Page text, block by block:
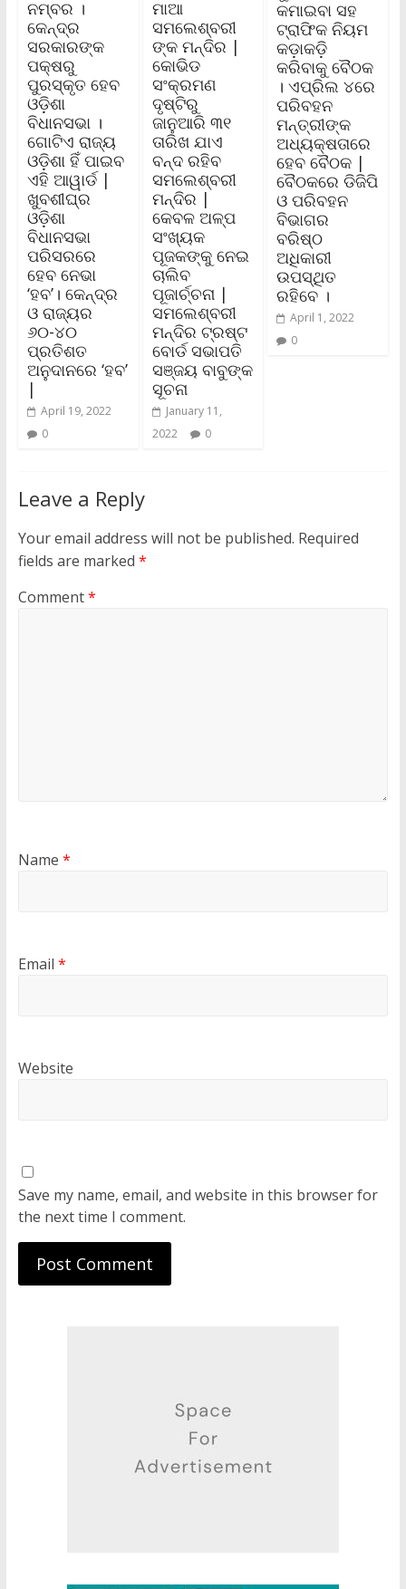
ନମ୍ବର ।
କେନ୍ଦ୍ର
ସରକାରଙ୍କ
ପକ୍ଷରୁ
ପୁରସ୍କୃତ ହେବ
ଓଡ଼ିଶା
ବିଧାନସଭା ।
ଗୋଟିଏ ରାଜ୍ୟ
ଓଡ଼ିଶା ହିଁ ପାଇବ
ଏହି ଆୱାର୍ଡ |
ଖୁବଶୀଘ୍ର
ଓଡ଼ିଶା
ବିଧାନସଭା
ପରିସରରେ
ହେବ ନେଭା
‘ହବ’। କେନ୍ଦ୍ର
ଓ ରାଜ୍ୟର
୬୦-୪୦
ପ୍ରତିଶତ
ଅନୁଦାନରେ ‘ହବ’
|
April 19, 2022
0
ମାଆ
ସମଲେଶ୍ବରୀ
ଙ୍କ ମନ୍ଦିର |
କୋଭିଡ
ସଂକ୍ରମଣ
ଦୃଷ୍ଟିରୁ
ଜାନୁଆରି ୩୧
ତାରିଖ ଯାଏ
ବନ୍ଦ ରହିବ
ସମଲେଶ୍ବରୀ
ମନ୍ଦିର |
କେବଳ ଅଳ୍ପ
ସଂଖ୍ୟକ
ପୂଜକଙ୍କୁ ନେଇ
ଚାଲିବ
ପୂଜାର୍ଚ୍ଚନା |
ସମଲେଶ୍ବରୀ
ମନ୍ଦିର ଟ୍ରଷ୍ଟ
ବୋର୍ଡ ସଭାପତି
ସଞ୍ଜୟ ବାବୁଙ୍କ
ସୂଚନା
January 11,
2022
0
କମାଇବା ସହ
ଟ୍ରାଫିକ ନିୟମ
କଡ଼ାକଡ଼ି
କରିବାକୁ ବୈଠକ
। ଏପ୍ରିଲ ୪ରେ
ପରିବହନ
ମନ୍ତ୍ରୀଙ୍କ
ଅଧ୍ୟକ୍ଷତାରେ
ହେବ ବୈଠକ |
ବୈଠକରେ ଡିଜିପି
ଓ ପରିବହନ
ବିଭାଗର
ବରିଷ୍ଠ
ଅଧିକାରୀ
ଉପସ୍ଥିତ
ରହିବେ ।
April 1, 2022
0
Leave a Reply
Your email address will not be published. Required
fields are marked *
Comment*
Name *
Email *
Website
Save my name, email, and website in this browser for
the next time I comment.